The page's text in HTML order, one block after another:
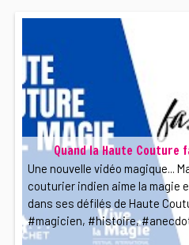
Quand la Haute Couture
Une nouvelle vidéo magique...
couturier indien aime la magie
dans ses défilés de Haute
#magicien, #histoire,